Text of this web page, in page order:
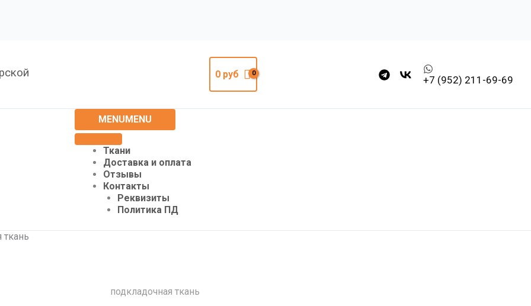
0 руб +7 (952) 211-69-69
MENUMENU
Ткани
Доставка и оплата
Отзывы
Контакты
Реквизиты
Политика ПД
подкладочная ткань